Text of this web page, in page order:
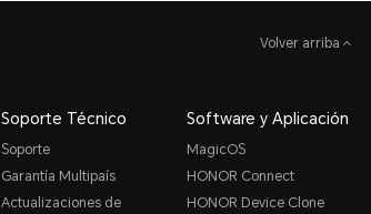
Volver arriba
Soporte Técnico
Soporte
Garantía Multipaís
Actualizaciones de
Software y Aplicación
MagicOS
HONOR Connect
HONOR Device Clone